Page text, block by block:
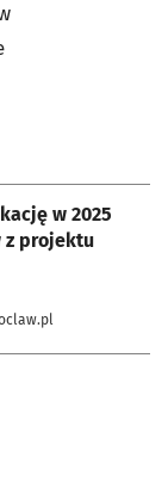
w 2025
z projektu